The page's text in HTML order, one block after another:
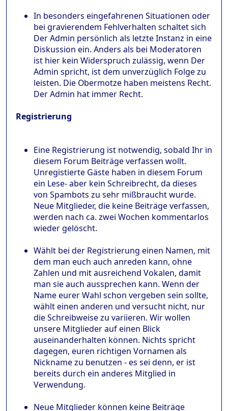
In besonders eingefahrenen Situationen oder
bei gravierendem Fehlverhalten schaltet sich
Der Admin persönlich als letzte Instanz in eine
Diskussion ein. Anders als bei Moderatoren
ist hier kein Widerspruch zulässig, wenn Der
Admin spricht, ist dem unverzüglich Folge zu
leisten. Die Obermotze haben meistens Recht.
Der Admin hat immer Recht.
Registrierung
Eine Registrierung ist notwendig, sobald Ihr in
diesem Forum Beiträge verfassen wollt.
Unregistierte Gäste haben in diesem Forum
ein Lese- aber kein Schreibrecht, da dieses
von Spambots zu sehr mißbraucht wurde.
Neue Mitglieder, die keine Beiträge verfassen,
werden nach ca. zwei Wochen kommentarlos
wieder gelöscht.
Wählt bei der Registrierung einen Namen, mit
dem man euch auch anreden kann, ohne
Zahlen und mit ausreichend Vokalen, damit
man sie auch aussprechen kann. Wenn der
Name eurer Wahl schon vergeben sein sollte,
wählt einen anderen und versucht nicht, nur
die Schreibweise zu variieren. Wir wollen
unsere Mitglieder auf einen Blick
auseinanderhalten können. Nichts spricht
dagegen, euren richtigen Vornamen als
Nickname zu benutzen - es sei denn, er ist
bereits durch ein anderes Mitglied in
Verwendung.
Neue Mitglieder können keine Beiträge